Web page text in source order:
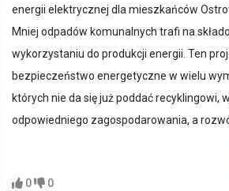
energii elektrycznej dla mieszkańców
Mniej odpadów komunalnych trafi na
wykorzystaniu do produkcji energii. Ten
bezpieczeństwo energetyczne w wielu
których nie da się już poddać recyklingowi,
odpowiedniego zagospodarowania, a rozwój
0
0